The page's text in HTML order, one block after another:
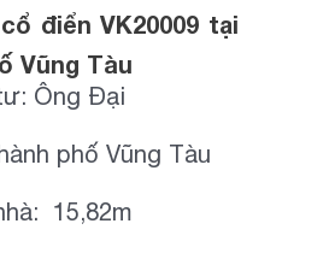
điển VK20009 tại
Vũng Tàu
Ông Đại
phố Vũng Tàu
15,82m